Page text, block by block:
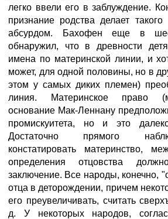
легко ввели его в заблуждение.
признание родства делает
абсурдом. Бахофен еще в
обнаружил, что в древности
имена по материнской линии, и
может, для одной половины, но в
этом у самых диких племен)
линия. Материнское право
основание Мак-Леннану
промискуитета, но и это
Достаточно прямого
констатировать материнство,
определения отцовства
заключение. Все народы, конечно,
отца в деторождении, причем
его преувеличивать, считать
д. У некоторых народов,